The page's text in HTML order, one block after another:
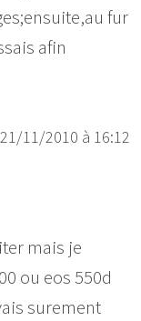
fur
afin
21/11/2010 à 16:12
mais je
ou eos 550d
surement